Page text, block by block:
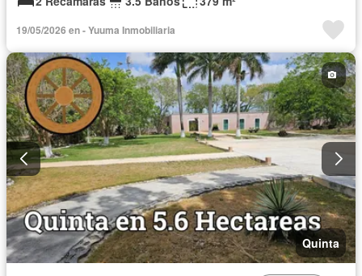
19/05/2026 en - Yuuma Inmobiliaria
Quinta